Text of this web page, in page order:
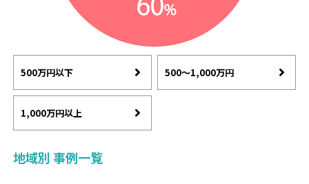
500万円以下 500〜1,000万円
1,000万円以上
地域別 事例一覧